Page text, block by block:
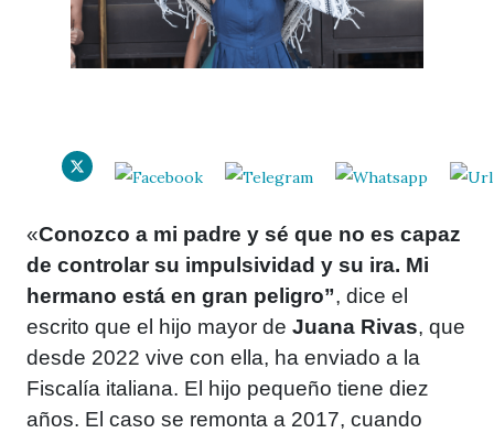
«Conozco a mi padre y sé que no es capaz
de controlar su impulsividad y su ira. Mi
hermano está en gran peligro”, dice el
escrito que el hijo mayor de Juana Rivas, que
desde 2022 vive con ella, ha enviado a la
Fiscalía italiana. El hijo pequeño tiene diez
años. El caso se remonta a 2017, cuando